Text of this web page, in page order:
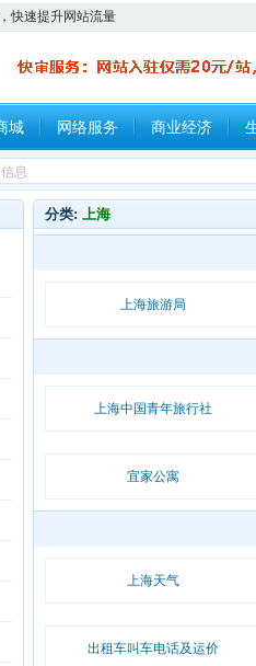
快速提升网站流量
城 网络服务 商业经济
分类: 上海
上海旅游局
上海中国青年旅行社
宜家公寓
上海天气
出租车叫车电话及运价